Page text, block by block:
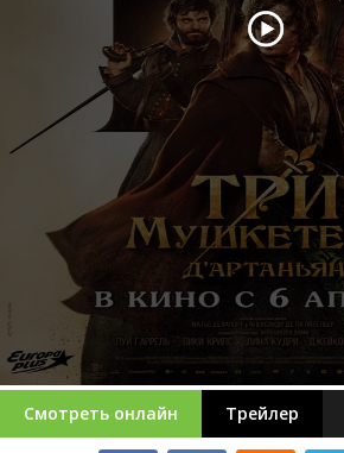
Смотреть онлайн Трейлер